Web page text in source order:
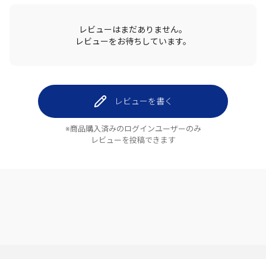
レビューはまだありません。
レビューをお待ちしています。
レビューを書く
※商品購入済みのログインユーザーのみ
レビューを投稿できます